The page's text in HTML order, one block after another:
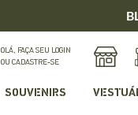
OLÁ, FAÇA SEU LOGIN
OU CADASTRE-SE
SOUVENIRS